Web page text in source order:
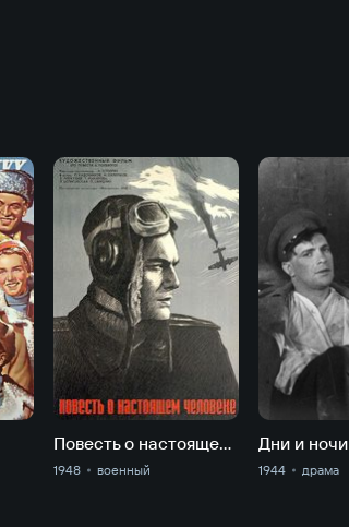
Повесть о настоящем человеке
1948 военный
Дни и ночи
1944 драма